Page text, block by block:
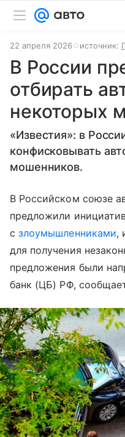
22 апреля 2026 источник:
В России
отбирать
некоторых
«Известия»: в
конфисковывать
мошенников.
В Российском союзе
предложили
сзлоумышленниками,
для получения
предложения были
банк (ЦБ) РФ,